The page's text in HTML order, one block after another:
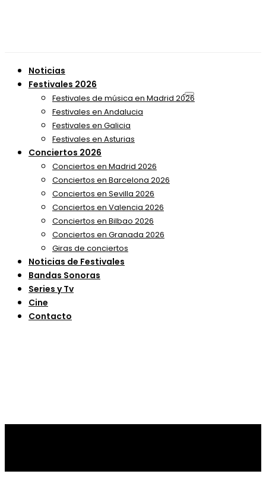
Noticias
Festivales 2026
Festivales de música en Madrid 2026
Festivales en Andalucia
Festivales en Galicia
Festivales en Asturias
Conciertos 2026
Conciertos en Madrid 2026
Conciertos en Barcelona 2026
Conciertos en Sevilla 2026
Conciertos en Valencia 2026
Conciertos en Bilbao 2026
Conciertos en Granada 2026
Giras de conciertos
Noticias de Festivales
Bandas Sonoras
Series y Tv
Cine
Contacto